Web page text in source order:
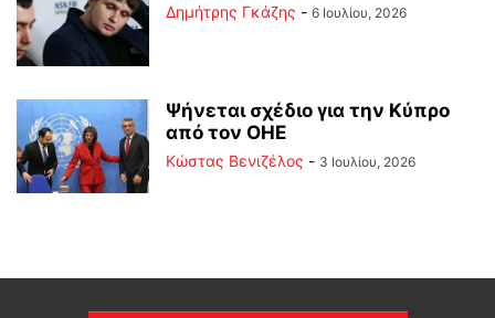
Δημήτρης Γκάζης - 6 Ιουλίου, 2026
Ψήνεται σχέδιο για την Κύπρο
από τον ΟΗΕ
Κώστας Βενιζέλος - 3 Ιουλίου, 2026